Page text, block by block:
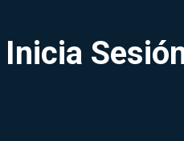
Inicia